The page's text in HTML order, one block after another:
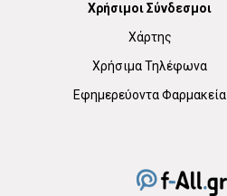
Χρήσιμοι Σύνδεσμοι
Χάρτης
Χρήσιμα Τηλέφωνα
Εφημερεύοντα Φαρμακεία